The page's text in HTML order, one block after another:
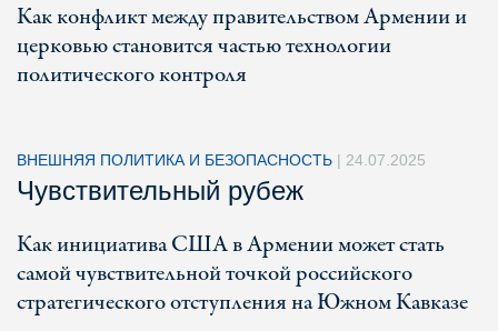
Как конфликт между правительством Армении и
церковью становится частью технологии
политического контроля
ВНЕШНЯЯ ПОЛИТИКА И БЕЗОПАСНОСТЬ | 24.07.2025
Чувствительный рубеж
Как инициатива США в Армении может стать
самой чувствительной точкой российского
стратегического отступления на Южном Кавказе